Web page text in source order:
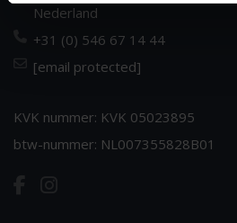
Nederland
+31 (0) 546 67 14 44
[email protected]
KVK nummer: KVK 05023895
btw-nummer: NL007355828B01